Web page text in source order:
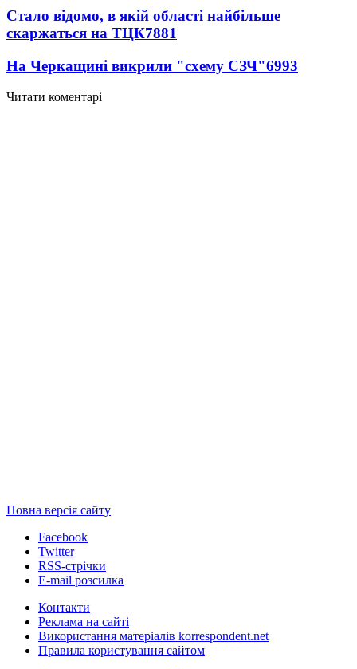
Стало відомо, в якій області найбільше
скаржаться на ТЦК7881
На Черкащині викрили "схему СЗЧ"6993
Читати коментарі
Повна версія сайту
Facebook
Twitter
RSS-стрічки
E-mail розсилка
Контакти
Реклама на сайті
Використання матеріалів korrespondent.net
Правила користування сайтом